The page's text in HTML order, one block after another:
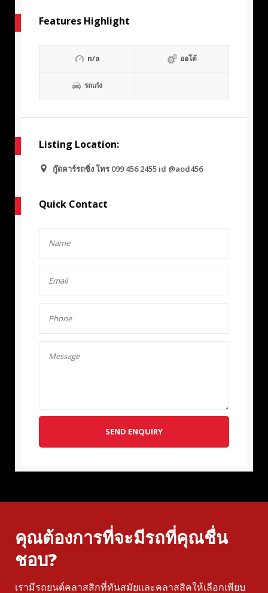
Features Highlight
n/a ออโต้
รถเก๋ง
Listing Location:
กู๊ดคาร์รถซิ่ง โทร 099 456 2455 id @aod456
Quick Contact
SEND ENQUIRY
คุณต้องการที่จะมีรถที่คุณชื่น
ชอบ?
เรามีรถยนต์คลาสสิกที่ทันสมัยและคลาสสิคให้เลือกเพียบ